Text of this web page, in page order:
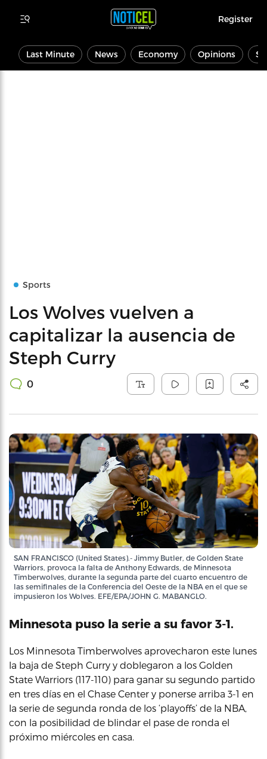
Register
Last Minute News Economy Opinions
Sports
Los Wolves vuelven a
capitalizar la ausencia de
Steph Curry
0
SAN FRANCISCO (United States).- Jimmy Butler, de Golden State
Warriors, provoca la falta de Anthony Edwards, de Minnesota
Timberwolves, durante la segunda parte del cuarto encuentro de
las semifinales de la Conferencia del Oeste de la NBA en el que se
impusieron los Wolves. EFE/EPA/JOHN G. MABANGLO.
Minnesota puso la serie a su favor 3-1.
Los Minnesota Timberwolves aprovecharon este lunes
la baja de Steph Curry y doblegaron a los Golden
State Warriors (117-110) para ganar su segundo partido
en tres días en el Chase Center y ponerse arriba 3-1 en
la serie de segunda ronda de los ‘playoffs’ de la NBA,
con la posibilidad de blindar el pase de ronda el
próximo miércoles en casa.